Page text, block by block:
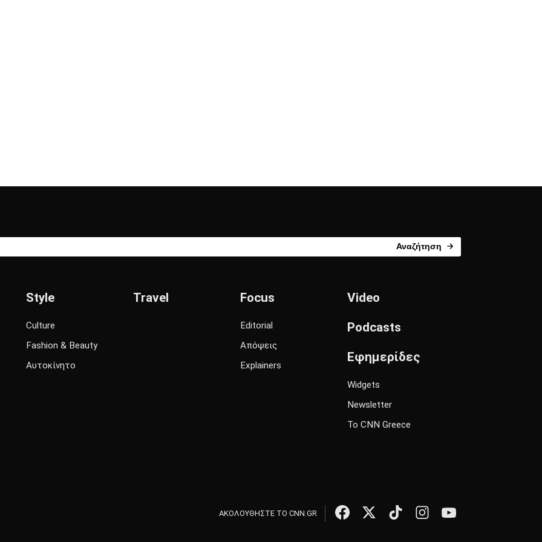
Αναζήτηση
Style
Culture
Fashion & Beauty
Αυτοκίνητο
Travel Focus
Editorial
Απόψεις
Explainers
Video
Podcasts
Εφημερίδες
Widgets
Newsletter
Το CNN Greece
ΑΚΟΛΟΥΘΗΣΤΕ ΤΟ CNN.GR